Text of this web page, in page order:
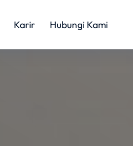
Karir Hubungi Kami